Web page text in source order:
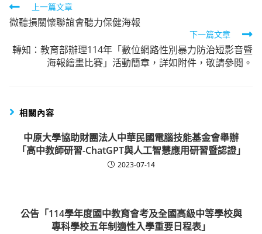
Read
more
articles
上一篇文章
微聽損關懷聯誼會聽力保健海報
下一篇文章
轉知：教育部辦理114年「數位網路性別暴力防治短影音暨
海報繪畫比賽」活動簡章，詳如附件，敬請參閱。
相關內容
中原大學協助財團法人中華民國電腦技能基金會舉辦
「高中教師研習-ChatGPT與人工智慧應用研習暨認證」
2023-07-14
公告「114學年度國中教育會考及全國高級中等學校與
專科學校五年制適性入學重要日程表」